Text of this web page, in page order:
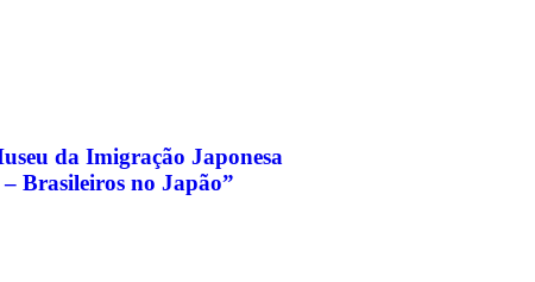
da Imigração Japonesa
Brasileiros no Japão”